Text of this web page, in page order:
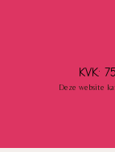
KVK:
Deze website